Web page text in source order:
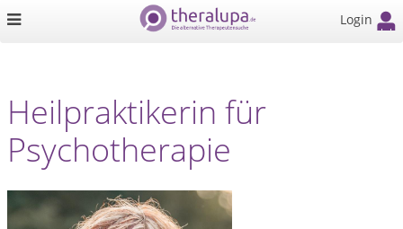
Login
Heilpraktikerin für
Psychotherapie